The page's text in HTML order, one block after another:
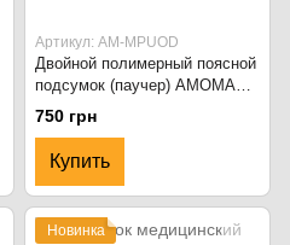
Артикул: AM-MPUOD
Двойной полимерный поясной
подсумок (паучер) AMOMAX
для двух магазинов
пистолета Glock, Форт,
Beretta с поворотом. Olive
Drab Green
750 грн
Купить
Новинка